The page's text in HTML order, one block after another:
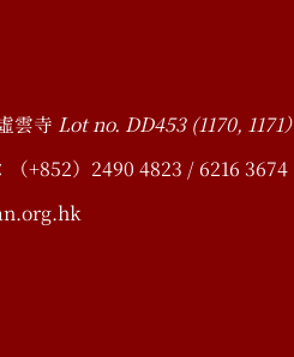
雲寺 Lot no. DD453 (1170, 1171）
+852）2490 4823 / 6216 3674